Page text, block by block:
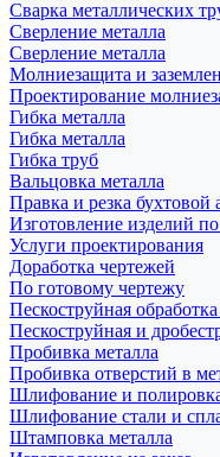
Сварка металлических
Сверление металла
Сверление металла
Молниезащита и
Проектирование
Гибка металла
Гибка металла
Гибка труб
Вальцовка металла
Правка и резка бухтовой
Изготовление изделий
Услуги проектирования
Доработка чертежей
По готовому чертежу
Пескоструйная
Пескоструйная и
Пробивка металла
Пробивка отверстий в
Шлифование и
Шлифование стали и
Штамповка металла